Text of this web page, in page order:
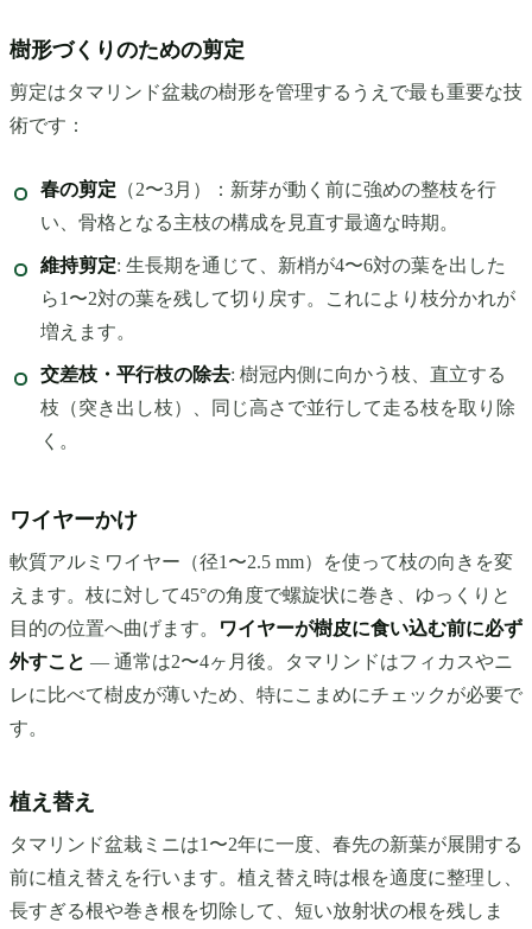
樹形づくりのための剪定
剪定はタマリンド盆栽の樹形を管理するうえで最も重要な技
術です：
春の剪定 （2〜3月）：新芽が動く前に強めの整枝を行
い、骨格となる主枝の構成を見直す最適な時期。
維持剪定: 生長期を通じて、新梢が4〜6対の葉を出した
ら1〜2対の葉を残して切り戻す。これにより枝分かれが
増えます。
交差枝・平行枝の除去: 樹冠内側に向かう枝、直立する
枝（突き出し枝）、同じ高さで並行して走る枝を取り除
く。
ワイヤーかけ
軟質アルミワイヤー（径1〜2.5 mm）を使って枝の向きを変
えます。枝に対して45°の角度で螺旋状に巻き、ゆっくりと
目的の位置へ曲げます。
ワイヤーが樹皮に食い込む前に必ず
外すこと — 通常は2〜4ヶ月後。タマリンドはフィカスやニ
レに比べて樹皮が薄いため、特にこまめにチェックが必要で
す。
植え替え
タマリンド盆栽ミニは1〜2年に一度、春先の新葉が展開する
前に植え替えを行います。植え替え時は根を適度に整理し、
長すぎる根や巻き根を切除して、短い放射状の根を残しま